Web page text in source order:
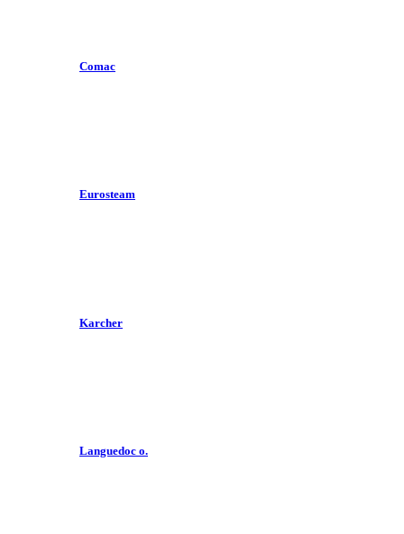
Comac
Eurosteam
Karcher
Languedoc o.